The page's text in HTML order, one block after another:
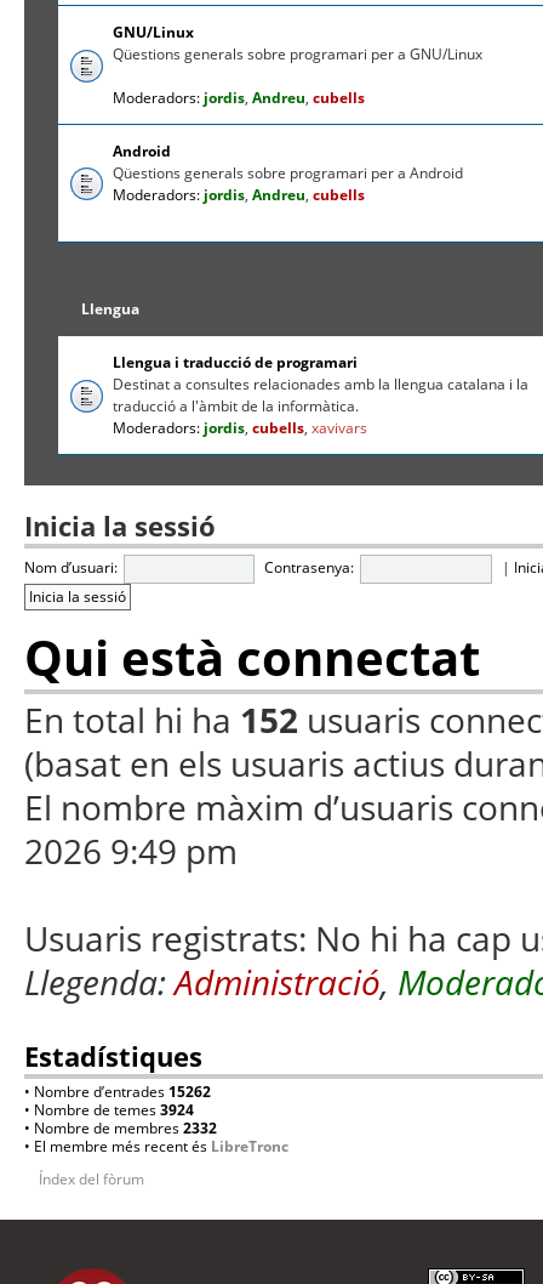
GNU/Linux
Qüestions generals sobre programari per a GNU/Linux
Moderadors: jordis,Andreu,cubells
Android
Qüestions generals sobre programari per a Android
Moderadors: jordis,Andreu,cubells
Llengua
Llengua i traducció de programari
Destinat a consultes relacionades amb la llengua catalana i la
traducció a l'àmbit de la informàtica.
Moderadors: jordis,cubells,xavivars
Inicia la sessió
Nom d’usuari: Contrasenya: |
Qui està connectat
En total hi ha 152 usuaris
(basat en els usuaris actius
El nombre màxim d’usuaris
2026 9:49 pm
Usuaris registrats: No hi ha cap
Llegenda:Administració,
Estadístiques
• Nombre d’entrades 15262
• Nombre de temes3924
• Nombre de membres2332
• El membre més recent és LibreTronc
Índex del fòrum